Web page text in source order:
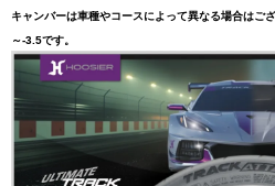
キャンバーは車種やコースによって異なる場合はご
～-3.5です。